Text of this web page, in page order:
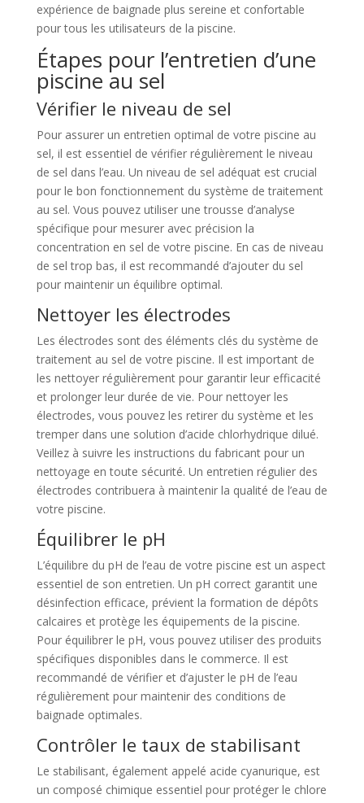
expérience de baignade plus sereine et confortable
pour tous les utilisateurs de la piscine.
Étapes pour l’entretien d’une
piscine au sel
Vérifier le niveau de sel
Pour assurer un entretien optimal de votre piscine au
sel, il est essentiel de vérifier régulièrement le niveau
de sel dans l’eau. Un niveau de sel adéquat est crucial
pour le bon fonctionnement du système de traitement
au sel. Vous pouvez utiliser une trousse d’analyse
spécifique pour mesurer avec précision la
concentration en sel de votre piscine. En cas de niveau
de sel trop bas, il est recommandé d’ajouter du sel
pour maintenir un équilibre optimal.
Nettoyer les électrodes
Les électrodes sont des éléments clés du système de
traitement au sel de votre piscine. Il est important de
les nettoyer régulièrement pour garantir leur efficacité
et prolonger leur durée de vie. Pour nettoyer les
électrodes, vous pouvez les retirer du système et les
tremper dans une solution d’acide chlorhydrique dilué.
Veillez à suivre les instructions du fabricant pour un
nettoyage en toute sécurité. Un entretien régulier des
électrodes contribuera à maintenir la qualité de l’eau de
votre piscine.
Équilibrer le pH
L’équilibre du pH de l’eau de votre piscine est un aspect
essentiel de son entretien. Un pH correct garantit une
désinfection efficace, prévient la formation de dépôts
calcaires et protège les équipements de la piscine.
Pour équilibrer le pH, vous pouvez utiliser des produits
spécifiques disponibles dans le commerce. Il est
recommandé de vérifier et d’ajuster le pH de l’eau
régulièrement pour maintenir des conditions de
baignade optimales.
Contrôler le taux de stabilisant
Le stabilisant, également appelé acide cyanurique, est
un composé chimique essentiel pour protéger le chlore